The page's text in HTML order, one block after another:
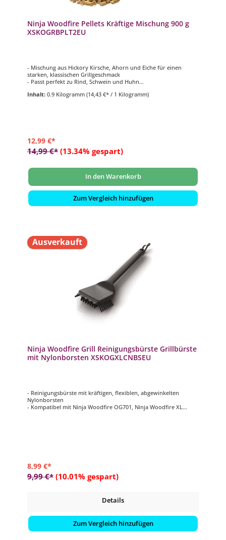
Ninja Woodfire Pellets Kräftige Mischung 900 g
XSKOGRBPLT2EU
- Mischung aus Hickory Kirsche, Ahorn und Eiche für einen
starken, klassischen Grillgeschmack
- Passt perfekt zu Rind, Schwein und Huhn
- Für bis zu 20 Kochvorgänge
Inhalt: 0.9 Kilogramm (14,43 €* / 1 Kilogramm)
12,99 €*
14,99 €* (13.34% gespart)
In den Warenkorb
Zum Vergleich hinzufügen
Ausverkauft
Ninja Woodfire Grill Reinigungsbürste Grillbürste
mit Nylonborsten XSKOGXLCNBSEU
- Reinigungsbürste mit kräftigen, flexiblen, abgewinkelten
Nylonborsten
- Kompatibel mit Ninja Woodfire OG701, Ninja Woodfire XL
8,99 €*
9,99 €* (10.01% gespart)
Details
Zum Vergleich hinzufügen